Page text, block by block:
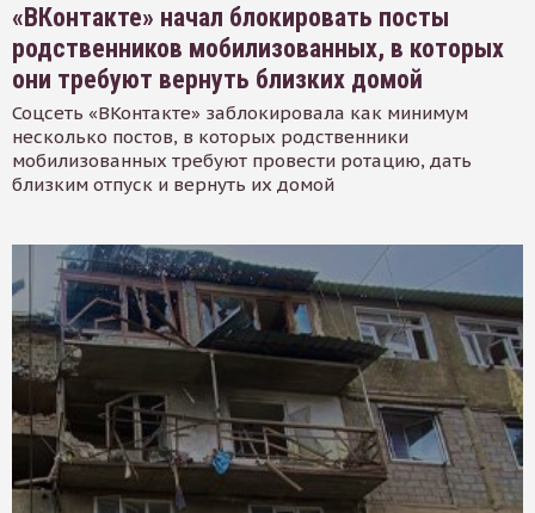
«ВКонтакте» начал блокировать посты
родственников мобилизованных, в которых
они требуют вернуть близких домой
Соцсеть «ВКонтакте» заблокировала как минимум
несколько постов, в которых родственники
мобилизованных требуют провести ротацию, дать
близким отпуск и вернуть их домой